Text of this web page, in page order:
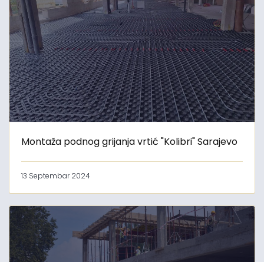
Montaža podnog grijanja vrtić "Kolibri" Sarajevo
13 Septembar 2024